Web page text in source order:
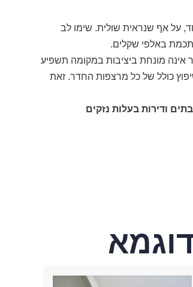
על אף שנראית שולית. שימו לב
באלפי שקלים.
מונחת ביציבות במקומה תשפיע
כולל של כל מרצפות החדר. זאת
ודירות בעלות נזקים